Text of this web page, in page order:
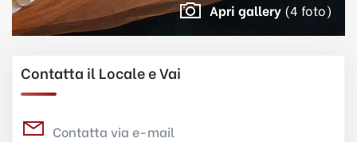
Apri gallery (4 foto)
Contatta il Locale e Vai
Contatta via e-mail